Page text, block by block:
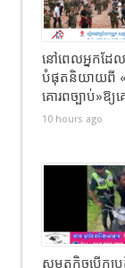
នៅពេលអ្នកដ
បំផុតនិយាយពី «វិ
គោរពច្បាប់»ឱ្យគ
10 hours ago
សមត្ថកិច្ចបើកប្